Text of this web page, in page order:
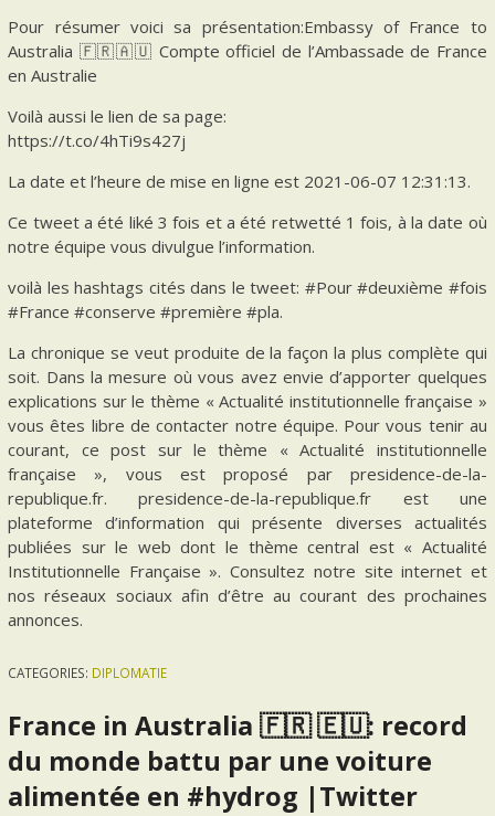
Pour résumer voici sa présentation:Embassy of France to
Australia 🇫🇷🇦🇺 Compte officiel de l’Ambassade de France
en Australie
Voilà aussi le lien de sa page:
https://t.co/4hTi9s427j
La date et l’heure de mise en ligne est 2021-06-07 12:31:13.
Ce tweet a été liké 3 fois et a été retwetté 1 fois, à la date où
notre équipe vous divulgue l’information.
voilà les hashtags cités dans le tweet: #Pour #deuxième #fois
#France #conserve #première #pla.
La chronique se veut produite de la façon la plus complète qui
soit. Dans la mesure où vous avez envie d’apporter quelques
explications sur le thème « Actualité institutionnelle française »
vous êtes libre de contacter notre équipe. Pour vous tenir au
courant, ce post sur le thème « Actualité institutionnelle
française », vous est proposé par presidence-de-la-
republique.fr. presidence-de-la-republique.fr est une
plateforme d’information qui présente diverses actualités
publiées sur le web dont le thème central est « Actualité
Institutionnelle Française ». Consultez notre site internet et
nos réseaux sociaux afin d’être au courant des prochaines
annonces.
CATEGORIES: DIPLOMATIE
France in Australia 🇫🇷 🇪🇺: record
du monde battu par une voiture
alimentée en #hydrog |Twitter